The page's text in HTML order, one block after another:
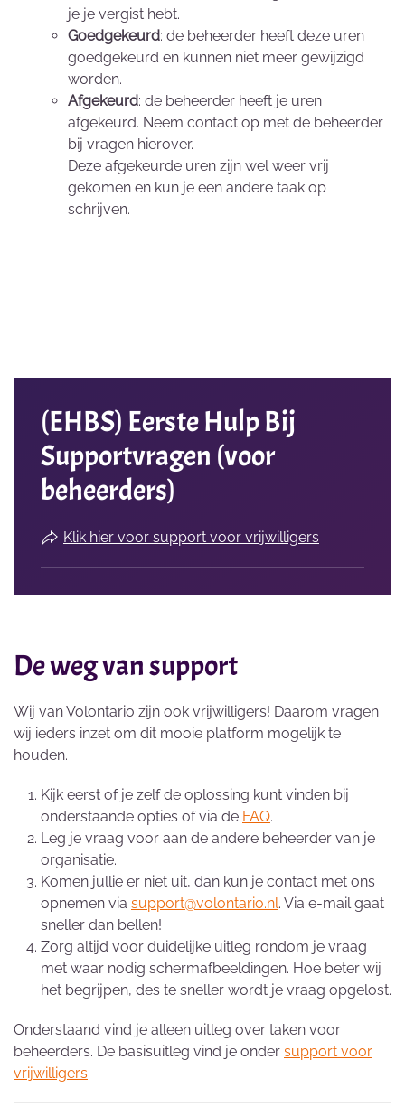
je je vergist hebt.
Goedgekeurd: de beheerder heeft deze uren
goedgekeurd en kunnen niet meer gewijzigd
worden.
Afgekeurd: de beheerder heeft je uren
afgekeurd. Neem contact op met de beheerder
bij vragen hierover.
Deze afgekeurde uren zijn wel weer vrij
gekomen en kun je een andere taak op
schrijven.
(EHBS) Eerste Hulp Bij
Supportvragen (voor
beheerders)
Klik hier voor support voor vrijwilligers
De weg van support
Wij van Volontario zijn ook vrijwilligers! Daarom vragen
wij ieders inzet om dit mooie platform mogelijk te
houden.
Kijk eerst of je zelf de oplossing kunt vinden bij
onderstaande opties of via de FAQ.
Leg je vraag voor aan de andere beheerder van je
organisatie.
Komen jullie er niet uit, dan kun je contact met ons
opnemen via support@volontario.nl. Via e-mail gaat
sneller dan bellen!
Zorg altijd voor duidelijke uitleg rondom je vraag
met waar nodig schermafbeeldingen. Hoe beter wij
het begrijpen, des te sneller wordt je vraag opgelost.
Onderstaand vind je alleen uitleg over taken voor
beheerders. De basisuitleg vind je onder support voor
vrijwilligers.